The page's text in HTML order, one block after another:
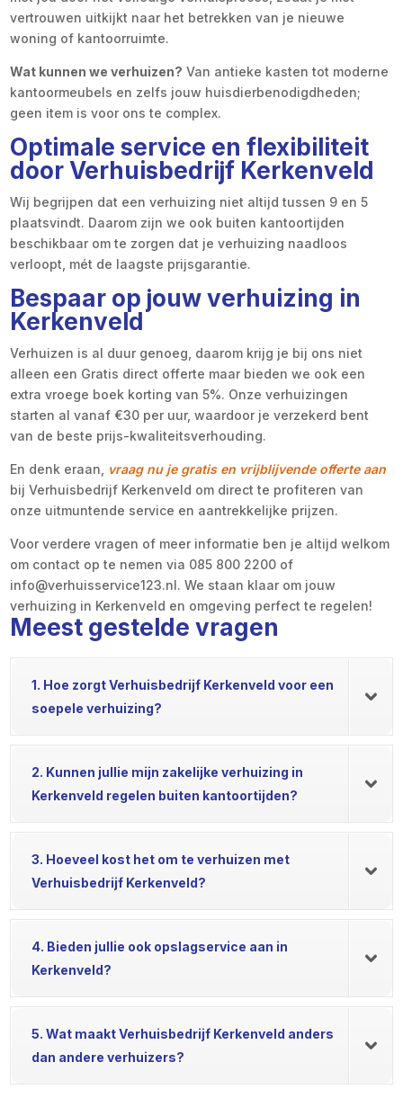
vertrouwen uitkijkt naar het betrekken van je nieuwe
woning of kantoorruimte.
Wat kunnen we verhuizen? Van antieke kasten tot moderne
kantoormeubels en zelfs jouw huisdierbenodigdheden;
geen item is voor ons te complex.
Optimale service en flexibiliteit
door Verhuisbedrijf Kerkenveld
Wij begrijpen dat een verhuizing niet altijd tussen 9 en 5
plaatsvindt. Daarom zijn we ook buiten kantoortijden
beschikbaar om te zorgen dat je verhuizing naadloos
verloopt, mét de laagste prijsgarantie.
Bespaar op jouw verhuizing in
Kerkenveld
Verhuizen is al duur genoeg, daarom krijg je bij ons niet
alleen een Gratis direct offerte maar bieden we ook een
extra vroege boek korting van 5%. Onze verhuizingen
starten al vanaf €30 per uur, waardoor je verzekerd bent
van de beste prijs-kwaliteitsverhouding.
En denk eraan,
vraag nu je gratis en vrijblijvende offerte aan
bij Verhuisbedrijf Kerkenveld om direct te profiteren van
onze uitmuntende service en aantrekkelijke prijzen.
Voor verdere vragen of meer informatie ben je altijd welkom
om contact op te nemen via 085 800 2200 of
info@verhuisservice123.nl. We staan klaar om jouw
verhuizing in Kerkenveld en omgeving perfect te regelen!
Meest gestelde vragen
1. Hoe zorgt Verhuisbedrijf Kerkenveld voor een
soepele verhuizing?
2. Kunnen jullie mijn zakelijke verhuizing in
Kerkenveld regelen buiten kantoortijden?
3. Hoeveel kost het om te verhuizen met
Verhuisbedrijf Kerkenveld?
4. Bieden jullie ook opslagservice aan in
Kerkenveld?
5. Wat maakt Verhuisbedrijf Kerkenveld anders
dan andere verhuizers?